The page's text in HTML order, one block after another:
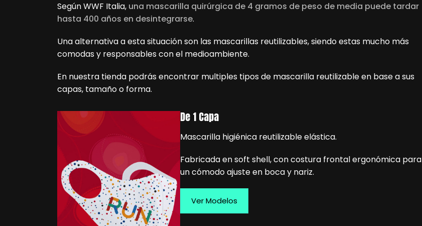
Según WWF Italia, una mascarilla quirúrgica de 4 gramos de peso de media puede tardar
hasta 400 años en desintegrarse.
Una alternativa a esta situación son las mascarillas reutilizables, siendo estas mucho más
comodas y responsables con el medioambiente.
En nuestra tienda podrás encontrar multiples tipos de mascarilla reutilizable en base a sus
capas, tamaño o forma.
De 1 Capa
Mascarilla higiénica reutilizable elástica.
Fabricada en soft shell, con costura frontal ergonómica para
un cómodo ajuste en boca y nariz.
Ver Modelos